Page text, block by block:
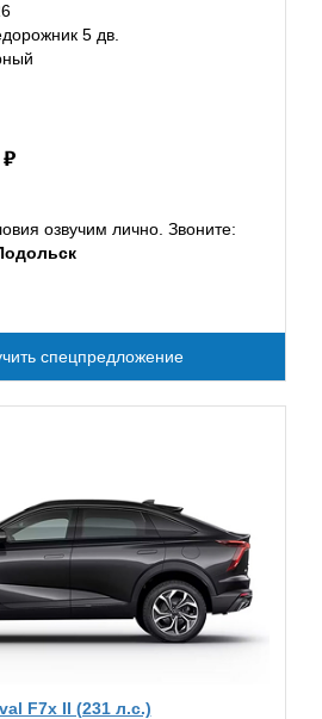
5 дв.
озвучим лично. Звоните:
спецпредложение
F7x II (231 л.с.)